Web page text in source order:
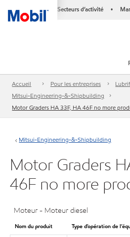
Secteurs d’activité •
Accueil Pour les entreprises
Mitsui-Engineering-&-Shipbuilding
Motor Graders HA 33F, HA 46F no more
Mitsui-Engineering-&-Shipbuilding
Motor Graders
46F no more
Moteur - Moteur diesel
Nom du produit
Type d’opération de